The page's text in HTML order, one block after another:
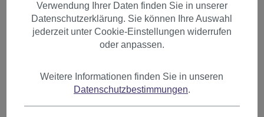
Geisha & asiatische Looks
Zauberer
Hexen
Oma & Opa
Verwendung Ihrer Daten finden Sie in unserer
Datenschutzerklärung. Sie können Ihre Auswahl
jederzeit unter Cookie-Einstellungen widerrufen
oder anpassen.
Weitere Informationen finden Sie in unseren
Datenschutzbestimmungen.